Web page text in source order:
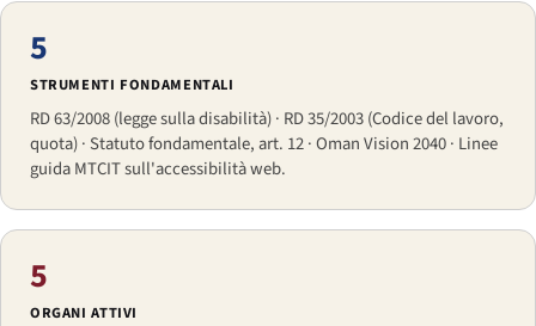
5
STRUMENTI FONDAMENTALI
RD 63/2008 (legge sulla disabilità) · RD 35/2003 (Codice del lavoro,
quota) · Statuto fondamentale, art. 12 · Oman Vision 2040 · Linee
guida MTCIT sull'accessibilità web.
5
ORGANI ATTIVI